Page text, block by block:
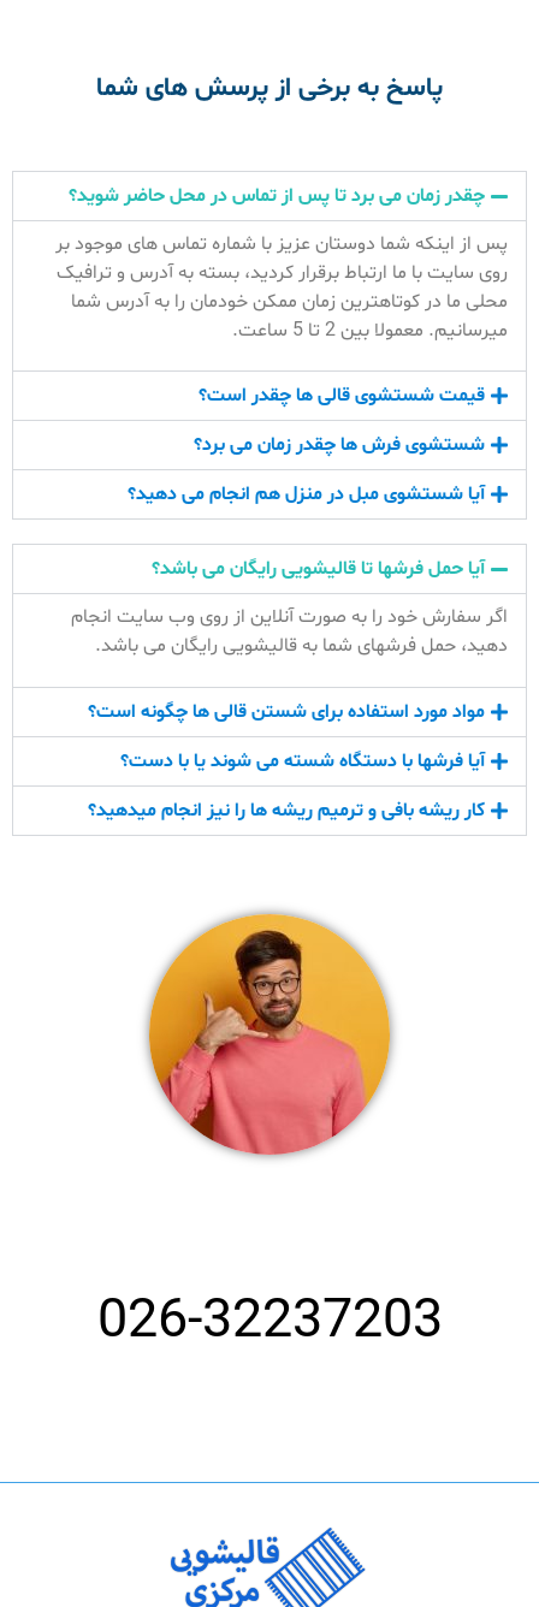
پاسخ به برخی از پرسش های شما
چقدر زمان می برد تا پس از تماس در محل حاضر شوید؟
پس از اینکه شما دوستان عزیز با شماره تماس های موجود بر
روی سایت با ما ارتباط برقرار کردید، بسته به آدرس و ترافیک
محلی ما در کوتاهترین زمان ممکن خودمان را به آدرس شما
میرسانیم. معمولا بین 2 تا 5 ساعت.
قیمت شستشوی قالی ها چقدر است؟
شستشوی فرش ها چقدر زمان می برد؟
آیا شستشوی مبل در منزل هم انجام می دهید؟
آیا حمل فرشها تا قالیشویی رایگان می باشد؟
اگر سفارش خود را به صورت آنلاین از روی وب سایت انجام
دهید، حمل فرشهای شما به قالیشویی رایگان می باشد.
مواد مورد استفاده برای شستن قالی ها چگونه است؟
آیا فرشها با دستگاه شسته می شوند یا با دست؟
کار ریشه بافی و ترمیم ریشه ها را نیز انجام میدهید؟
026-32237203